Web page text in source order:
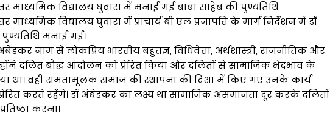
माध्यमिक विद्यालय घुवारा में मनाई गई बाबा साहेब की पुण्यतिथि
विद्यालय घुवारा में प्राचार्य बी एल प्रजापति के मार्ग निर्देशन में डॉ
मनाई गई।
नाम से लोकप्रिय भारतीय बहुतज्ञ, विधिवेत्ता, अर्थशास्त्री, राजनीतिक और
दलित बौद्ध आंदोलन को प्रेरित किया और दलितों से सामाजिक भेदभाव के
था। वही समतामूलक समाज की स्थापना की दिशा में किए गए उनके कार्य
करते रहेंगे। डॉ अंबेडकर का लक्ष्य था सामाजिक असमानता दूर करके दलितों
करना।